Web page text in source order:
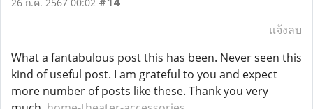
แจ้งลบ
What a fantabulous post this has been. Never seen this
kind of useful post. I am grateful to you and expect
more number of posts like these. Thank you very